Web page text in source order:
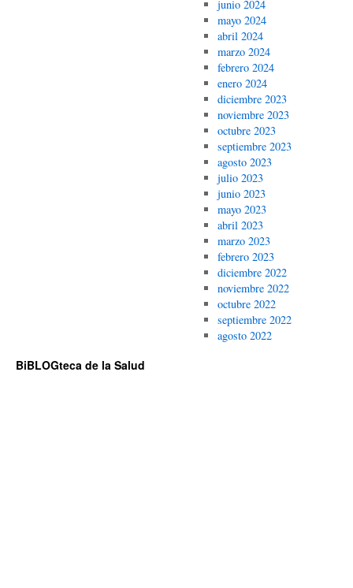
junio 2024
mayo 2024
abril 2024
marzo 2024
febrero 2024
enero 2024
diciembre 2023
noviembre 2023
octubre 2023
septiembre 2023
agosto 2023
julio 2023
junio 2023
mayo 2023
abril 2023
marzo 2023
febrero 2023
diciembre 2022
noviembre 2022
octubre 2022
septiembre 2022
agosto 2022
BiBLOGteca de la Salud